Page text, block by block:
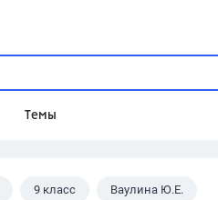
Темы
Домашнее задание
9 класс Ваулина Ю.Е.